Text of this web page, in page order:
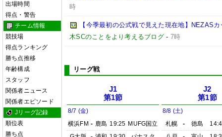
出場時間
得点・警告
チーム情報
競技場
得点ランキング
勝ち点推移
年齢構成
スタッフ
関係者ニュース
関係者エピソード
Jリーグ記録
順位表
勝ち点
時
【今季最初の公式戦で見えた現在地】NEZAS
木SCのことをより考えるブログ - 7時
リーグ戦
J1
第1節
8/7 (金)
横浜FM - 鹿島 19:25 MUFG国立
J2
第1節
8/8 (土)
札幌
- 徳島